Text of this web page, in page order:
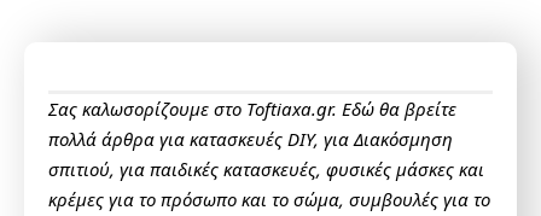
Σας καλωσορίζουμε στο Toftiaxa.gr. Εδώ θα βρείτε
πολλά άρθρα για κατασκευές DIY, για Διακόσμηση
σπιτιού, για παιδικές κατασκευές, φυσικές μάσκες και
κρέμες για το πρόσωπο και το σώμα, συμβουλές για το